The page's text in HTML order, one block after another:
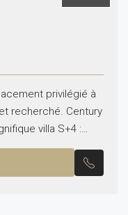
privilégié à
recherché. Century
villa S+4 :